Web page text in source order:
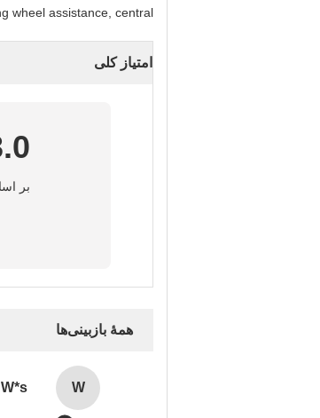
wheel assistance, central
امتیاز کلی
بر اساس 50 بررسی برای
همهٔ بازبینی‌ها
W
W*s